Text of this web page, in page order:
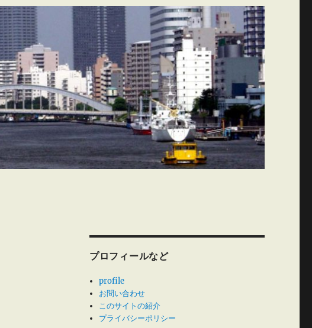
プロフィールなど
profile
お問い合わせ
このサイトの紹介
プライバシーポリシー